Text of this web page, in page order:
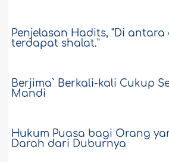
Penjelasan Hadits, "Di
terdapat shalat."
Berjima` Berkali-kali Cukup
Mandi
Hukum Puasa bagi Orang
Darah dari Duburnya